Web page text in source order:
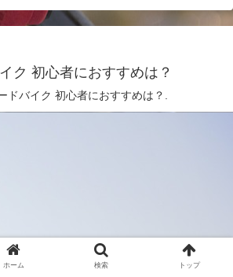
ク 初心者におすすめは？
ドバイク 初心者におすすめは？.
ホーム 検索 トップ